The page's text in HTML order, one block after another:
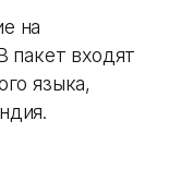
на
пакет входят
языка,